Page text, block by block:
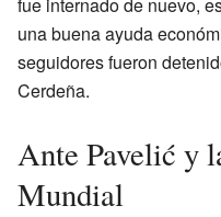
fue internado de nuevo,
una buena ayuda
seguidores fueron
Cerdeña.
Ante Pavelić y
Mundial